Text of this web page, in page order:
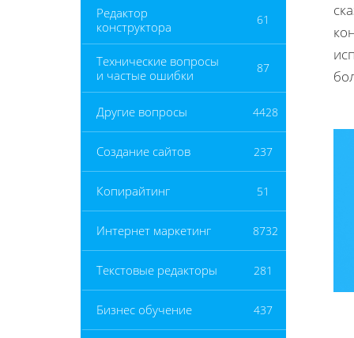
Редактор
конструктора
61
Технические вопросы
и частые ошибки
87
Другие вопросы 4428
Создание сайтов 237
Копирайтинг 51
Интернет маркетинг 8732
Текстовые редакторы 281
Бизнес обучение 437